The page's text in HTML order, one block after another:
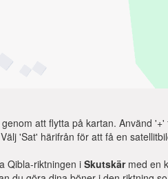
att flytta på kartan. Använd
'Sat' härifrån för att få en
Qibla-riktningen i Skutskärmed en